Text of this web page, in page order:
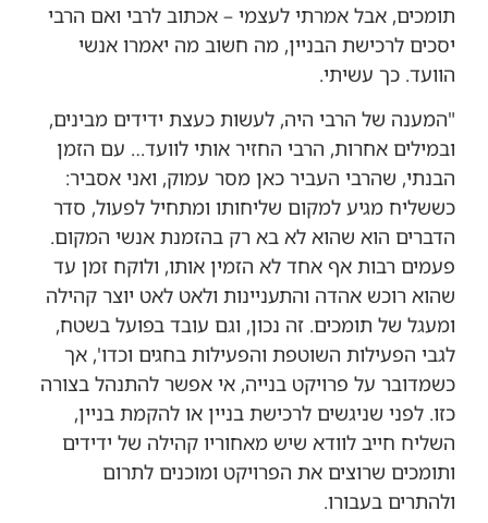
תומכים, אבל אמרתי לעצמי – אכתוב לרבי ואם הרבי
יסכים לרכישת הבניין, מה חשוב מה יאמרו אנשי
הוועד. כך עשיתי.
"המענה של הרבי היה, לעשות כעצת ידידים מבינים,
ובמילים אחרות, הרבי החזיר אותי לוועד… עם הזמן
הבנתי, שהרבי העביר כאן מסר עמוק, ואני אסביר:
כששליח מגיע למקום שליחותו ומתחיל לפעול, סדר
הדברים הוא שהוא לא בא רק בהזמנת אנשי המקום.
פעמים רבות אף אחד לא הזמין אותו, ולוקח זמן עד
שהוא רוכש אהדה והתעניינות ולאט לאט יוצר קהילה
ומעגל של תומכים. זה נכון, וגם עובד בפועל בשטח,
לגבי הפעילות השוטפת והפעילות בחגים וכדו', אך
כשמדובר על פרויקט בנייה, אי אפשר להתנהל בצורה
כזו. לפני שניגשים לרכישת בניין או להקמת בניין,
השליח חייב לוודא שיש מאחוריו קהילה של ידידים
ותומכים שרוצים את הפרויקט ומוכנים לתרום
ולהתרים בעבורו.